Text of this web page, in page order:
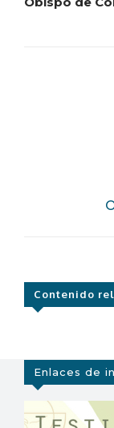
Contenido
Enlaces de